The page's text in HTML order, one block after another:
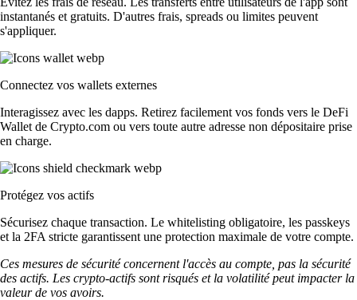
instantanés et gratuits. D'autres frais, spreads ou limites peuvent
s'appliquer.
Connectez vos wallets externes
Interagissez avec les dapps. Retirez facilement vos fonds vers le DeFi
Wallet de Crypto.com ou vers toute autre adresse non dépositaire prise
en charge.
Protégez vos actifs
Sécurisez chaque transaction. Le whitelisting obligatoire, les passkeys
et la 2FA stricte garantissent une protection maximale de votre compte.
Ces mesures de sécurité concernent l'accès au compte, pas la sécurité
des actifs. Les crypto-actifs sont risqués et la volatilité peut impacter la
valeur de vos avoirs.